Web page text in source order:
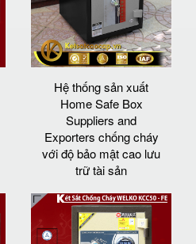
Hệ thống sản xuất
Home Safe Box
Suppliers and
Exporters chống cháy
với độ bảo mật cao lưu
trữ tài sản